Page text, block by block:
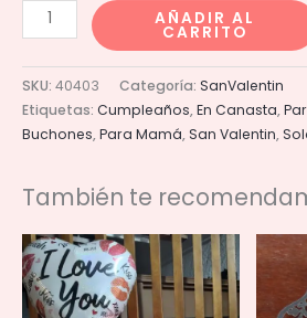
Canasta
con
200
rosas
cantidad
AÑADIR AL
CARRITO
SKU: 40403 Categoría: SanValentin
Etiquetas: Cumpleaños,En Canasta,
Buchones,Para Mamá,San Valentin,
También te